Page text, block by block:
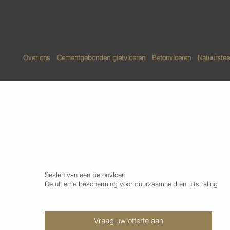
Over ons Cementgebonden gietvloeren Betonvloeren
Sealen van een betonvloer:
De ultieme bescherming voor duurzaamheid en uitstraling
Vraag uw offerte aan